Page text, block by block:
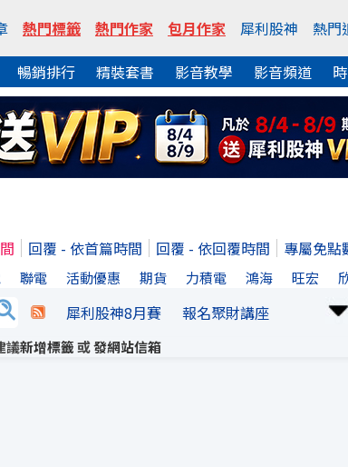
熱門標籤 熱門作家 包月作家 犀利股神 熱門
暢銷排行 精裝套書 影音教學 影音頻道
回覆 - 依首篇時間 回覆 - 依回覆時間 專屬免點
聯電 活動優惠 期貨 力積電 鴻海 旺宏
犀利股神8月賽 報名聚財講座
議新增標籤或發網站信箱